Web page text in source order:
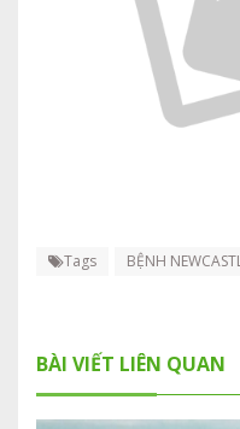
Tags BỆNH
BÀI VIẾT LIÊN QUAN